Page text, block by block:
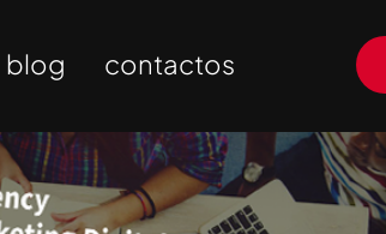
blog contactos